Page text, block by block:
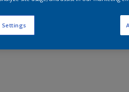
Settings